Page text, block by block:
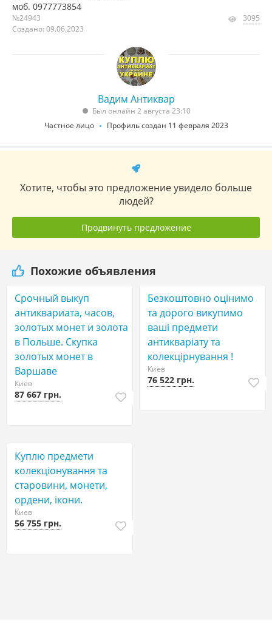
моб. 0977773854
№24943
Создано: 09.06.2023
3095
Вадим Антиквар
Был онлайн 2 августа 23:10
Частное лицо
Профиль создан 11 февраля 2023
Хотите, чтобы это предложение увидело больше
людей?
Продвинуть предложение
Похожие объявления
Срочный выкуп
антиквариата, часов,
золотых монет и золота
в Польше. Скупка
золотых монет в
Варшаве
Киев
87 667 грн.
Безкоштовно оцінимо
та дорого викупимо
ваші предмети
антикваріату та
колекцірнування !
Киев
76 522 грн.
Куплю предмети
колекціонування та
старовини, монети,
ордени, ікони.
Киев
56 755 грн.